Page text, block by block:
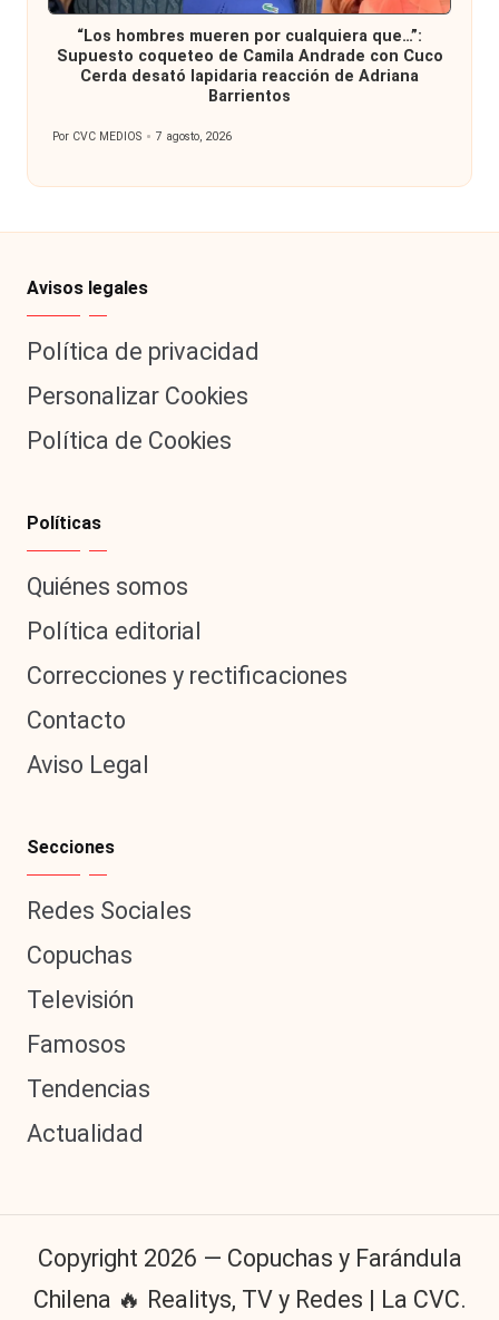
en
“Los hombres mueren por cualquiera que…”:
Supuesto coqueteo de Camila Andrade con Cuco
Cerda desató lapidaria reacción de Adriana
Barrientos
Publicado
Por CVC MEDIOS 7 agosto, 2026
Avisos legales
Política de privacidad
Personalizar Cookies
Política de Cookies
Políticas
Quiénes somos
Política editorial
Correcciones y rectificaciones
Contacto
Aviso Legal
Secciones
Redes Sociales
Copuchas
Televisión
Famosos
Tendencias
Actualidad
Copyright 2026 — Copuchas y Farándula
Chilena 🔥 Realitys, TV y Redes | La CVC.